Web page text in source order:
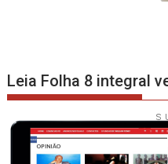
Leia Folha 8 integral